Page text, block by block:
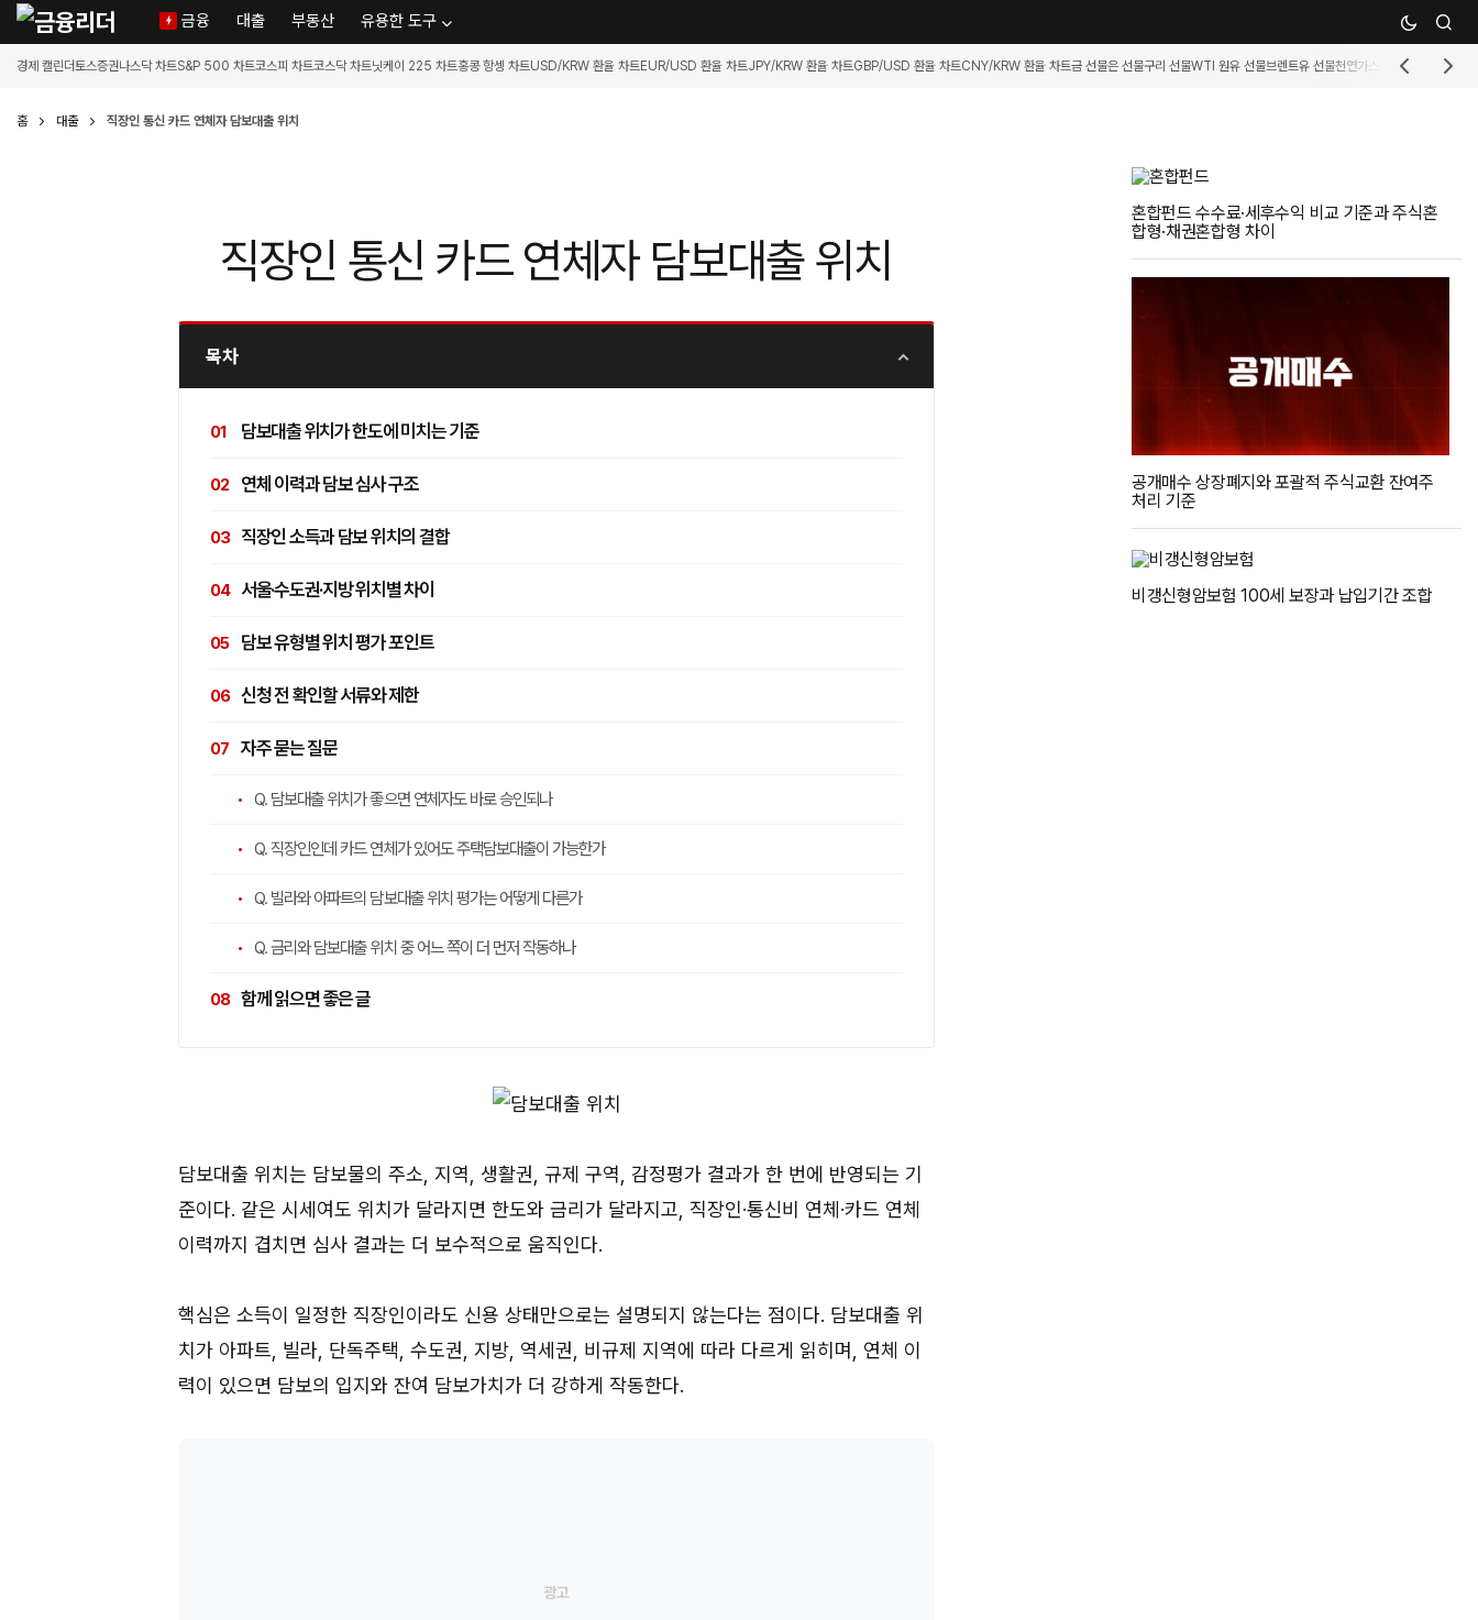
금융 대출 부동산 유용한 도구
경제 캘린더토스증권나스닥 차트S&P 500 차트코스피 차트코스닥 차트닛케이 225 차트홍콩 항셍 차트USD/KRW 환율 차트EUR/USD 환율 차트JPY/KRW 환율 차트GBP/USD 환율 차트CNY/KRW 환율 차트금 선물은 선물구리 선물WTI 원유 선물브렌트유 선물천연가스 선물휘발유 선물
홈 대출 직장인 통신 카드 연체자 담보대출 위치
직장인 통신 카드 연체자 담보대출 위치
목차
담보대출 위치가 한도에 미치는 기준
연체 이력과 담보 심사 구조
직장인 소득과 담보 위치의 결합
서울·수도권·지방 위치별 차이
담보 유형별 위치 평가 포인트
신청 전 확인할 서류와 제한
자주 묻는 질문
Q. 담보대출 위치가 좋으면 연체자도 바로 승인되나
Q. 직장인인데 카드 연체가 있어도 주택담보대출이 가능한가
Q. 빌라와 아파트의 담보대출 위치 평가는 어떻게 다른가
Q. 금리와 담보대출 위치 중 어느 쪽이 더 먼저 작동하나
함께 읽으면 좋은 글
담보대출 위치는 담보물의 주소, 지역, 생활권, 규제 구역, 감정평가 결과가 한 번에 반영되는 기
준이다. 같은 시세여도 위치가 달라지면 한도와 금리가 달라지고, 직장인·통신비 연체·카드 연체
이력까지 겹치면 심사 결과는 더 보수적으로 움직인다.
핵심은 소득이 일정한 직장인이라도 신용 상태만으로는 설명되지 않는다는 점이다. 담보대출 위
치가 아파트, 빌라, 단독주택, 수도권, 지방, 역세권, 비규제 지역에 따라 다르게 읽히며, 연체 이
력이 있으면 담보의 입지와 잔여 담보가치가 더 강하게 작동한다.
혼합펀드 수수료·세후수익 비교 기준과 주식혼
합형·채권혼합형 차이
공개매수 상장폐지와 포괄적 주식교환 잔여주
처리 기준
비갱신형암보험 100세 보장과 납입기간 조합